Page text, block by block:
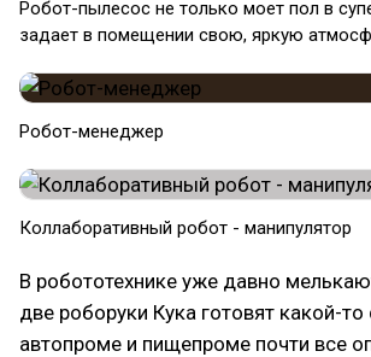
Робот-пылесос не только моет пол в
задает в помещении свою, яркую
Робот-менеджер
Коллаборативный робот - манипулятор
В робототехнике уже давно
две роборуки Кука готовят какой-то
автопроме и пищепроме почти все